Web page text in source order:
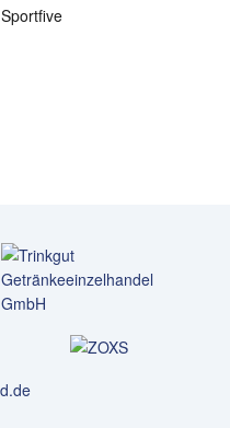
Sportfive